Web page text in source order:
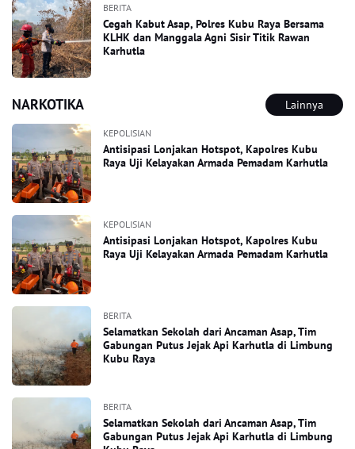
BERITA
Cegah Kabut Asap, Polres Kubu Raya Bersama
KLHK dan Manggala Agni Sisir Titik Rawan
Karhutla
NARKOTIKA Lainnya
KEPOLISIAN
Antisipasi Lonjakan Hotspot, Kapolres Kubu
Raya Uji Kelayakan Armada Pemadam Karhutla
KEPOLISIAN
Antisipasi Lonjakan Hotspot, Kapolres Kubu
Raya Uji Kelayakan Armada Pemadam Karhutla
BERITA
Selamatkan Sekolah dari Ancaman Asap, Tim
Gabungan Putus Jejak Api Karhutla di Limbung
Kubu Raya
BERITA
Selamatkan Sekolah dari Ancaman Asap, Tim
Gabungan Putus Jejak Api Karhutla di Limbung